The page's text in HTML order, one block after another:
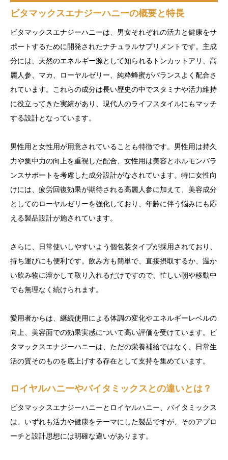
ビタマックスエナジーハニーの概要と特長
ビタマックスエナジーハニーは、男女それぞれの活力と健康をサ
ポートするために開発されたナチュラルサプリメントです。主成
分には、天然のエネルギー源として知られるトンカットアリ、高
麗人参、マカ、ローヤルゼリー、純粋蜂蜜がバランスよく配合さ
れています。これらの成分は長い歴史の中でスタミナや活力維持
に役立ってきた実績があり、現代人のライフスタイルにもマッチ
する設計となっています。
男性用と女性用が用意されていることも特徴です。男性用は持久
力や集中力の向上を重視した配合、女性用は美容とホルモンバラ
ンスサポートを考慮した成分設計がなされています。特に女性向
けには、疲労回復効果が期待される高麗人参に加えて、美容成分
としてのローヤルゼリーを強化しており、年齢に伴う悩みにも応
える製品設計が施されています。
さらに、日常使いしやすいよう個包装タイプが採用されており、
持ち運びにも便利です。飲み方も簡単で、直接摂取するか、温か
い飲み物に溶かして取り入れるだけですので、忙しい朝や移動中
でも無理なく続けられます。
愛用者からは、継続使用による体調の変化やエネルギーレベルの
向上、美容面での効果実感について高い評価を受けています。ビ
タマックスエナジーハニーは、ただの栄養補給ではなく、日常生
活の質そのものを底上げする存在として支持を集めています。
ロイヤルハニーやバイタミックスとの違いとは？
ビタマックスエナジーハニーとロイヤルハニー、バイタミックス
は、いずれも活力や健康をテーマにした製品ですが、そのアプロ
ーチと設計思想には明確な違いがあります。